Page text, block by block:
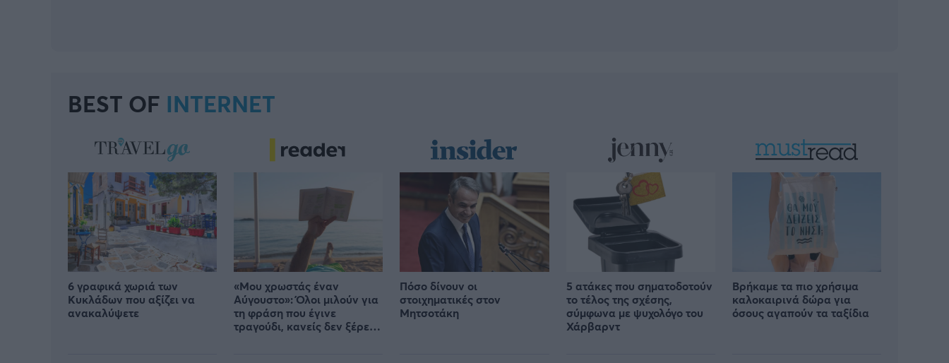
BEST OF INTERNET
6 γραφικά χωριά των
Κυκλάδων που αξίζει να
ανακαλύψετε
«Μου χρωστάς έναν
Αύγουστο»: Όλοι μιλούν για
τη φράση που έγινε
τραγούδι, κανείς δεν ξέρει
Πόσο δίνουν οι
στοιχηματικές στον
Μητσοτάκη
5 ατάκες που σηματοδοτούν
το τέλος της σχέσης,
σύμφωνα με ψυχολόγο του
Χάρβαρντ
Βρήκαμε τα πιο χρήσιμα
καλοκαιρινά δώρα για
όσους αγαπούν τα ταξίδια